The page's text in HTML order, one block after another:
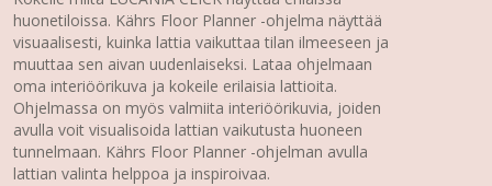
huonetiloissa. Kährs Floor Planner -ohjelma näyttää
visuaalisesti, kuinka lattia vaikuttaa tilan ilmeeseen ja
muuttaa sen aivan uudenlaiseksi. Lataa ohjelmaan
oma interiöörikuva ja kokeile erilaisia lattioita.
Ohjelmassa on myös valmiita interiöörikuvia, joiden
avulla voit visualisoida lattian vaikutusta huoneen
tunnelmaan. Kährs Floor Planner -ohjelman avulla
lattian valinta helppoa ja inspiroivaa.